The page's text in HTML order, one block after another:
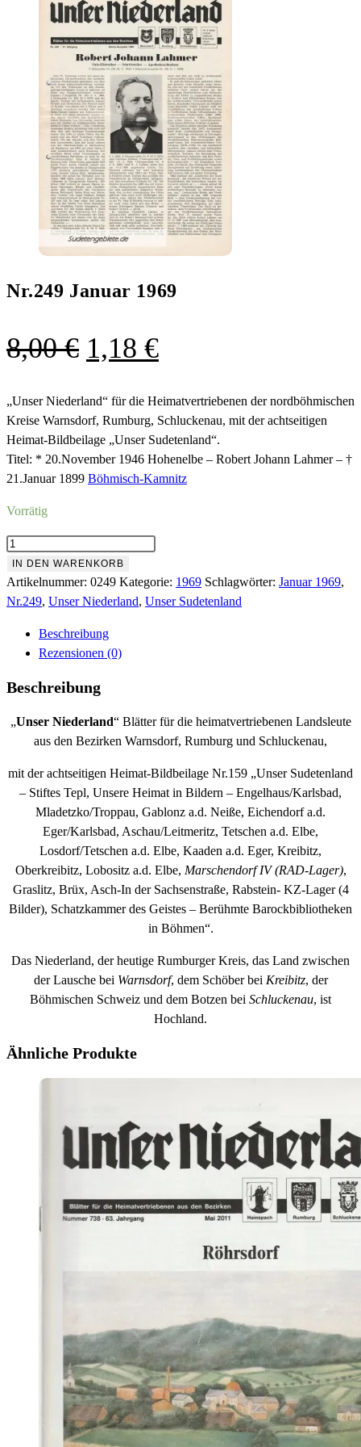
Nr.249 Januar 1969
8,00€ Ursprünglicher
war:
8,00 €
1,18 €Aktueller
ist:
1,18 €.
„Unser Niederland“ für die Heimatvertriebenen der nordböhmischen
Kreise Warnsdorf, Rumburg, Schluckenau, mit der achtseitigen
Heimat-Bildbeilage „Unser Sudetenland“.
Titel: * 20.November 1946 Hohenelbe – Robert Johann Lahmer – †
21.Januar 1899 Böhmisch-Kamnitz
Vorrätig
Nr.249
Januar
1969
Menge
IN DEN WARENKORB
Artikelnummer: 0249 Kategorie: 1969 Schlagwörter: Januar 1969,
Nr.249, Unser Niederland, Unser Sudetenland
Beschreibung
Rezensionen (0)
Beschreibung
„Unser Niederland“ Blätter für die heimatvertriebenen Landsleute
aus den Bezirken Warnsdorf, Rumburg und Schluckenau,
mit der achtseitigen Heimat-Bildbeilage Nr.159 „Unser Sudetenland
– Stiftes Tepl, Unsere Heimat in Bildern – Engelhaus/Karlsbad,
Mladetzko/Troppau, Gablonz a.d. Neiße, Eichendorf a.d.
Eger/Karlsbad, Aschau/Leitmeritz, Tetschen a.d. Elbe,
Losdorf/Tetschen a.d. Elbe, Kaaden a.d. Eger, Kreibitz,
Oberkreibitz, Lobositz a.d. Elbe, Marschendorf IV (RAD-Lager),
Graslitz, Brüx, Asch-In der Sachsenstraße, Rabstein- KZ-Lager (4
Bilder), Schatzkammer des Geistes – Berühmte Barockbibliotheken
in Böhmen“.
Das Niederland, der heutige Rumburger Kreis, das Land zwischen
der Lausche bei Warnsdorf, dem Schöber bei Kreibitz, der
Böhmischen Schweiz und dem Botzen bei Schluckenau, ist
Hochland.
Ähnliche Produkte